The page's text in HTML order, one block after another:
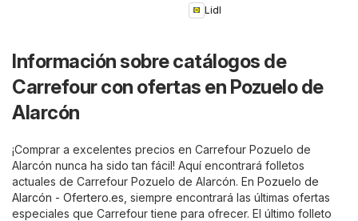
Lidl
Información sobre catálogos de
Carrefour con ofertas en Pozuelo de
Alarcón
¡Comprar a excelentes precios en Carrefour Pozuelo de
Alarcón nunca ha sido tan fácil! Aquí encontrará folletos
actuales de Carrefour Pozuelo de Alarcón. En Pozuelo de
Alarcón - Ofertero.es , siempre encontrará las últimas ofertas
especiales que Carrefour tiene para ofrecer. El último folleto